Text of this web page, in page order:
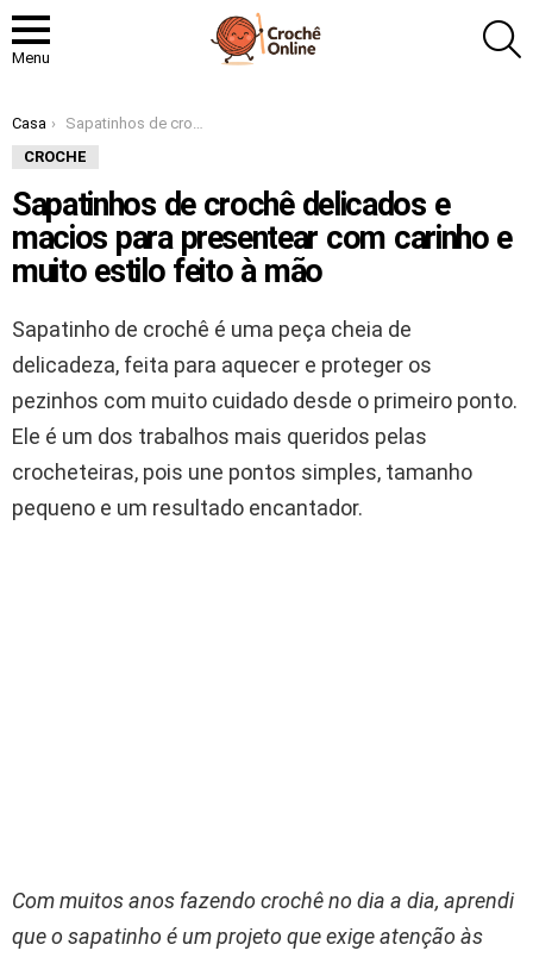
Menu
Você está aqui:
Casa
Sapatinhos de crochê delicados e macios para presentear com carinho e muito estilo feito à mão
CROCHE
Sapatinhos de crochê delicados e
macios para presentear com carinho e
muito estilo feito à mão
Sapatinho de crochê é uma peça cheia de
delicadeza, feita para aquecer e proteger os
pezinhos com muito cuidado desde o primeiro ponto.
Ele é um dos trabalhos mais queridos pelas
crocheteiras, pois une pontos simples, tamanho
pequeno e um resultado encantador.
Com muitos anos fazendo crochê no dia a dia, aprendi
que o sapatinho é um projeto que exige atenção às